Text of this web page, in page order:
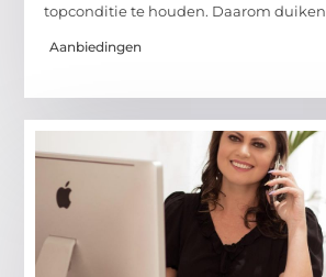
topconditie te houden. Daarom duiken
Aanbiedingen